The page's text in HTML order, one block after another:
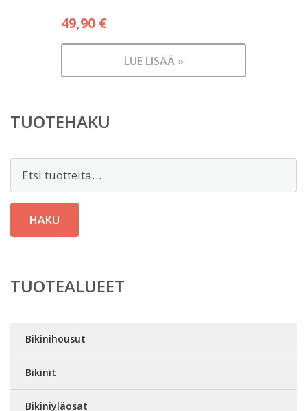
49,90 €
LUE LISÄÄ »
TUOTEHAKU
Etsi:
HAKU
TUOTEALUEET
Bikinihousut
Bikinit
Bikiniyläosat